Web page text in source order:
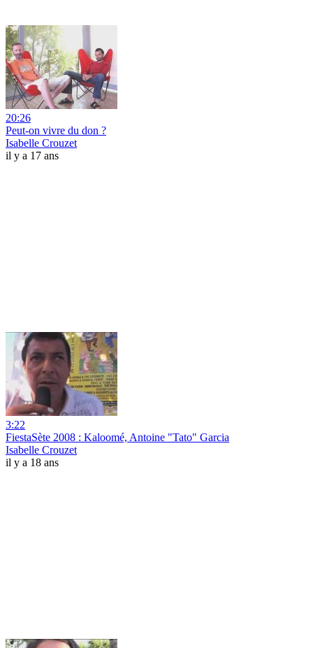
20:26
Peut-on vivre du don ?
Isabelle Crouzet
il y a 17 ans
3:22
FiestaSète 2008 : Kaloomé, Antoine "Tato" Garcia
Isabelle Crouzet
il y a 18 ans